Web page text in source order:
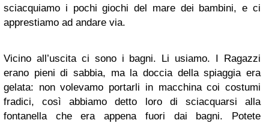
sciacquiamo i pochi giochi del mare dei bambini, e ci
apprestiamo ad andare via.
Vicino all’uscita ci sono i bagni. Li usiamo. I Ragazzi
erano pieni di sabbia, ma la doccia della spiaggia era
gelata: non volevamo portarli in macchina coi costumi
fradici, così abbiamo detto loro di sciacquarsi alla
fontanella che era appena fuori dai bagni. Potete